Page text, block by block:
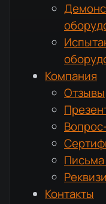
Компания
Отзывы
Письма
Контакты